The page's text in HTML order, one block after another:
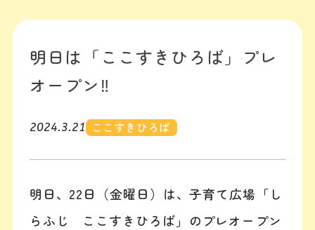
明日は「ここすきひろば」プレ
オープン‼
2024.3.21 ここすきひろば
明日、22日（金曜日）は、子育て広場「し
らふじ ここすきひろば」のプレオープン